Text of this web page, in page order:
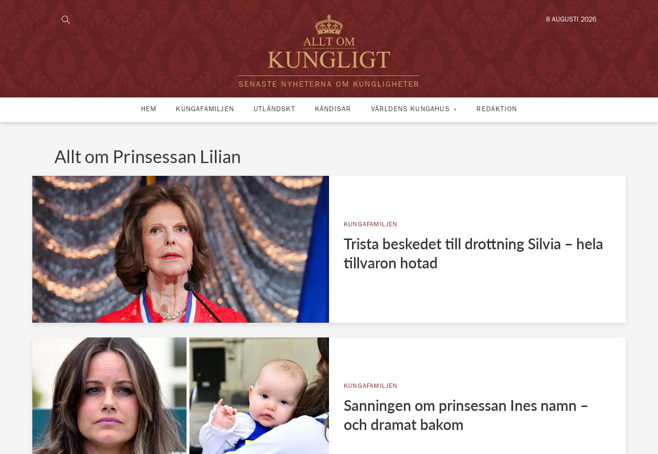
SENASTE NYHETERNA OM KUNGLIGHETER
8 AUGUSTI 2026
HEM KUNGAFAMILJEN UTLÄNDSKT KÄNDISAR VÄRLDENS KUNGAHUS REDAKTION
Allt om Prinsessan Lilian
KUNGAFAMILJEN
Trista beskedet till drottning Silvia – hela
tillvaron hotad
KUNGAFAMILJEN
Sanningen om prinsessan Ines namn –
och dramat bakom